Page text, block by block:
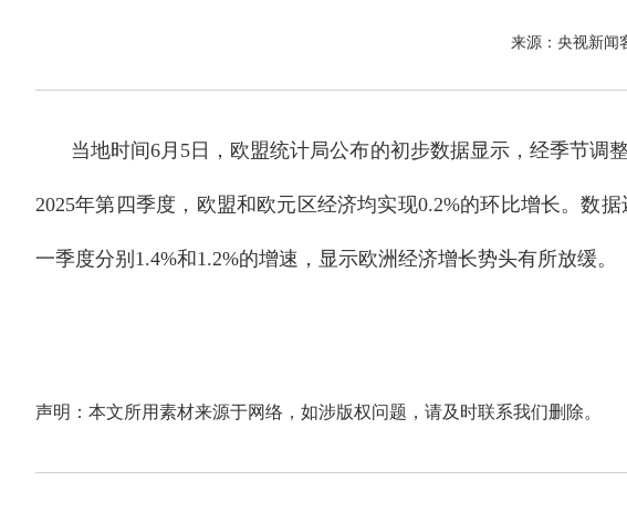
来源：央视新闻
当地时间6月5日，欧盟统计局公布的初步数据显示，经季节调
2025年第四季度，欧盟和欧元区经济均实现0.2%的环比增长。数
一季度分别1.4%和1.2%的增速，显示欧洲经济增长势头有所放缓。
声明：本文所用素材来源于网络，如涉版权问题，请及时联系我们删除。